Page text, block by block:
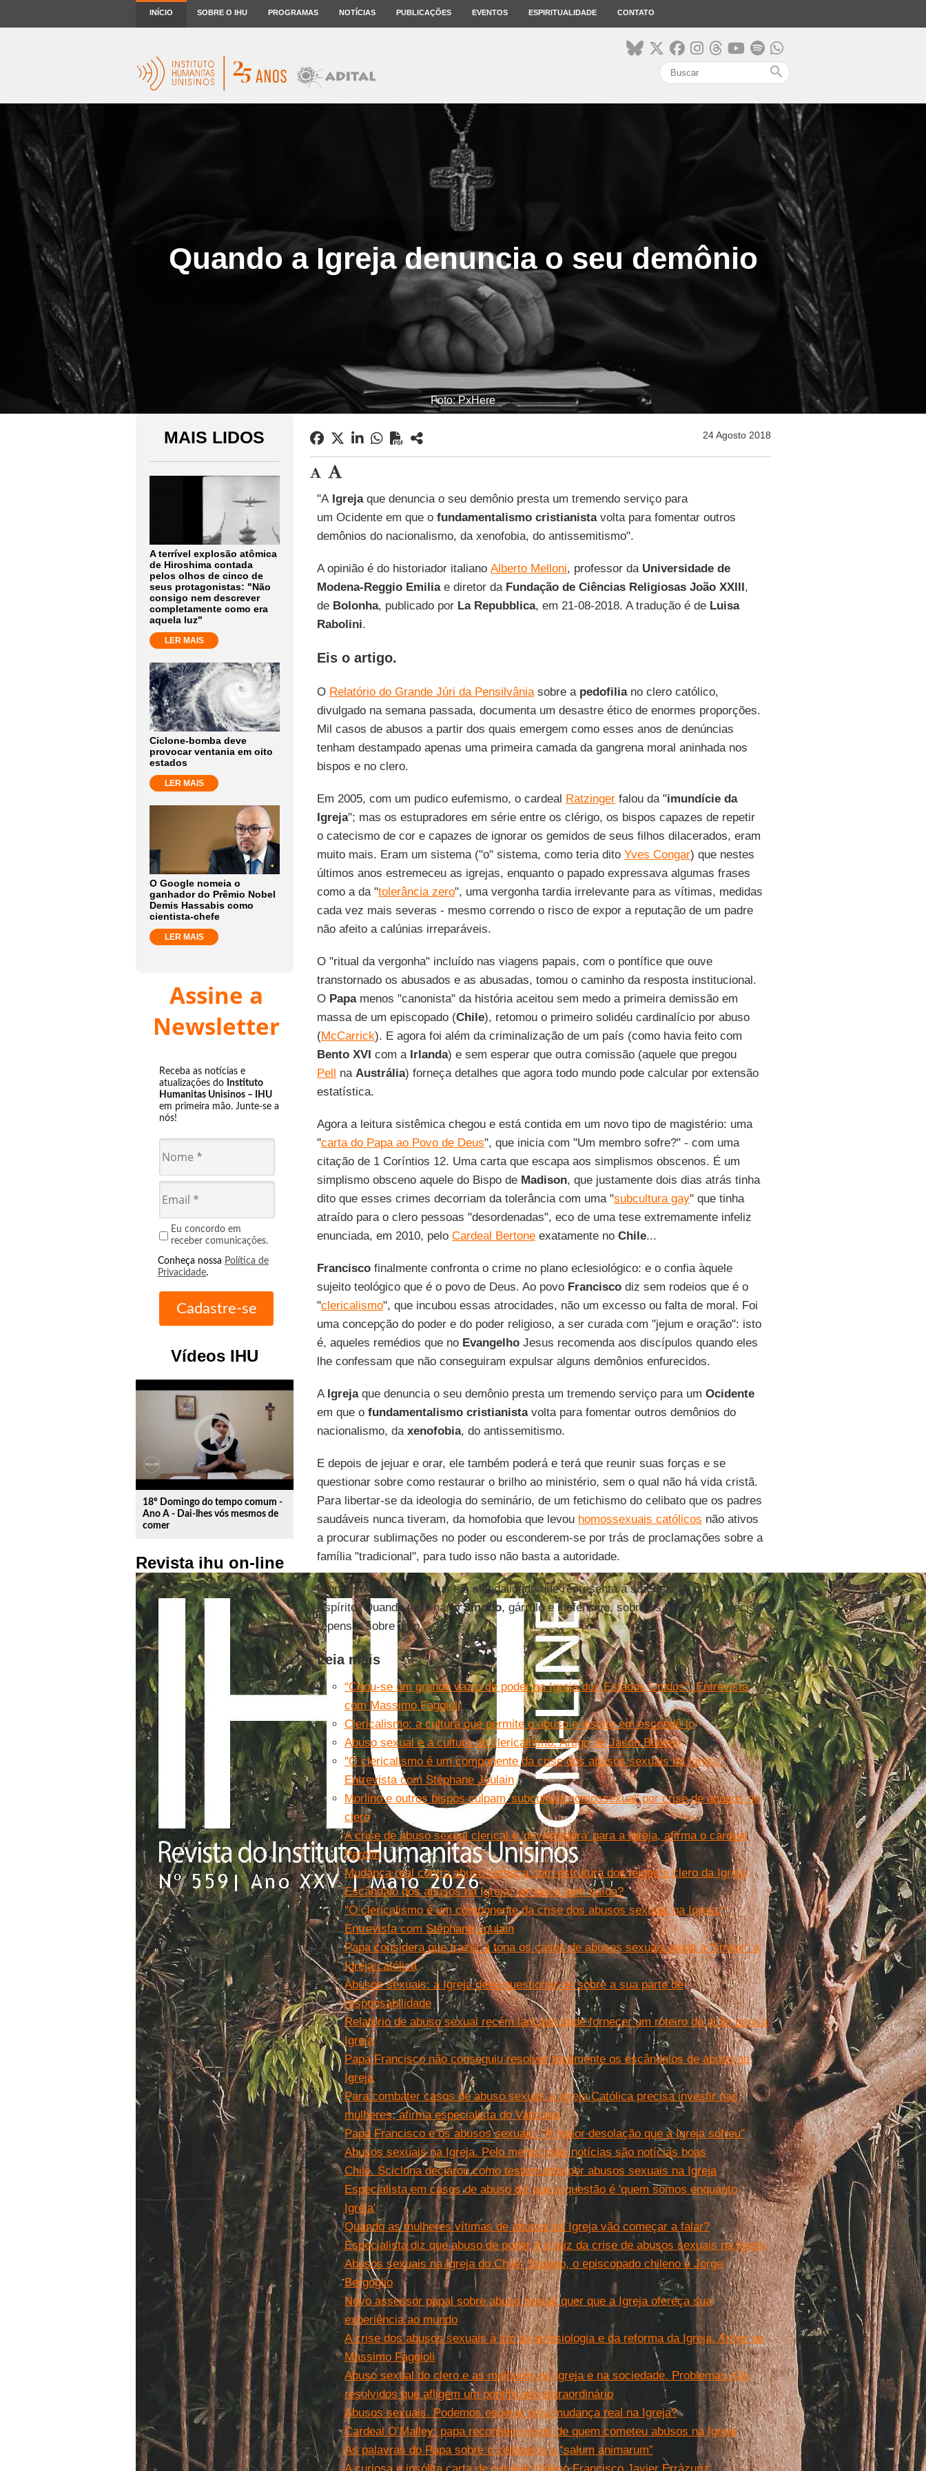
INÍCIO SOBRE O IHU PROGRAMAS NOTÍCIAS PUBLICAÇÕES EVENTOS ESPIRITUALIDADE CONTATO
search
Quando a Igreja denuncia o seu demônio
Foto: PxHere
MAIS LIDOS
A terrível explosão atômica
de Hiroshima contada
pelos olhos de cinco de
seus protagonistas: "Não
consigo nem descrever
completamente como era
aquela luz"
LER MAIS
Ciclone-bomba deve
provocar ventania em oito
estados
LER MAIS
O Google nomeia o
ganhador do Prêmio Nobel
Demis Hassabis como
cientista-chefe
LER MAIS
Assine a
Newsletter
Receba as notícias e
atualizações do Instituto
Humanitas Unisinos – IHU
em primeira mão. Junte-se a
nós!
Eu concordo em
receber comunicações.
Conheça nossa Política de
Privacidade.
Vídeos IHU
play_circle_outline
18º Domingo do tempo comum -
Ano A - Dai-lhes vós mesmos de
comer
Revista ihu on-line
24 Agosto 2018
"A Igrejaque denuncia o seu demônio presta um tremendo serviço para
um Ocidente em que o fundamentalismo cristianista volta para fomentar outros
demônios do nacionalismo, da xenofobia, do antissemitismo".
A opinião é do historiador italiano Alberto Melloni, professor da Universidade de
Modena-Reggio Emiliae diretor da Fundação de Ciências Religiosas João XXIII,
de Bolonha, publicado por La Repubblica, em 21-08-2018. A tradução é deLuisa
Rabolini.
Eis o artigo.
O Relatório do Grande Júri da Pensilvâniasobre a pedofiliano clero católico,
divulgado na semana passada, documenta um desastre ético de enormes proporções.
Mil casos de abusos a partir dos quais emergem como esses anos de denúncias
tenham destampado apenas uma primeira camada da gangrena moral aninhada nos
bispos e no clero.
Em 2005, com um pudico eufemismo, o cardeal Ratzingerfalou da "imundície da
Igreja"; mas os estupradores em série entre os clérigo, os bispos capazes de repetir
o catecismo de cor e capazes de ignorar os gemidos de seus filhos dilacerados, eram
muito mais. Eram um sistema ("o" sistema, como teria dito Yves Congar) que nestes
últimos anos estremeceu as igrejas, enquanto o papado expressava algumas frases
como a da "tolerância zero", uma vergonha tardia irrelevante para as vítimas, medidas
cada vez mais severas - mesmo correndo o risco de expor a reputação de um padre
não afeito a calúnias irreparáveis.
O "ritual da vergonha" incluído nas viagens papais, com o pontífice que ouve
transtornado os abusados e as abusadas, tomou o caminho da resposta institucional.
O Papamenos "canonista" da história aceitou sem medo a primeira demissão em
massa de um episcopado (Chile), retomou o primeiro solidéu cardinalício por abuso
(McCarrick). E agora foi além da criminalização de um país (como havia feito com
Bento XVI com a Irlanda) e sem esperar que outra comissão (aquele que pregou
Pell na Austrália) forneça detalhes que agora todo mundo pode calcular por extensão
estatística.
Agora a leitura sistêmica chegou e está contida em um novo tipo de magistério: uma
"carta do Papa ao Povo de Deus", que inicia com "Um membro sofre?" - com uma
citação de 1 Coríntios 12. Uma carta que escapa aos simplismos obscenos. É um
simplismo obsceno aquele do Bispo de Madison, que justamente dois dias atrás tinha
dito que esses crimes decorriam da tolerância com uma "subcultura gay" que tinha
atraído para o clero pessoas "desordenadas", eco de uma tese extremamente infeliz
enunciada, em 2010, pelo Cardeal Bertoneexatamente no Chile...
Franciscofinalmente confronta o crime no plano eclesiológico: e o confia àquele
sujeito teológico que é o povo de Deus. Ao povo Franciscodiz sem rodeios que é o
"clericalismo", que incubou essas atrocidades, não um excesso ou falta de moral. Foi
uma concepção do poder e do poder religioso, a ser curada com "jejum e oração": isto
é, aqueles remédios que no EvangelhoJesus recomenda aos discípulos quando eles
lhe confessam que não conseguiram expulsar alguns demônios enfurecidos.
A Igrejaque denuncia o seu demônio presta um tremendo serviço para um Ocidente
em que o fundamentalismo cristianistavolta para fomentar outros demônios do
nacionalismo, da xenofobia, do antissemitismo.
E depois de jejuar e orar, ele também poderá e terá que reunir suas forças e se
questionar sobre como restaurar o brilho ao ministério, sem o qual não há vida cristã.
Para libertar-se da ideologia do seminário, de um fetichismo do celibato que os padres
saudáveis nunca tiveram, da homofobia que levou homossexuais católicos não ativos
a procurar sublimações no poder ou esconderem-se por trás de proclamações sobre a
família "tradicional", para tudo isso não basta a autoridade.
É preciso o povo de Deus e a sinodalidade que representa a sua relação com o
Espírito. Quando terminar oSínodo, gárrulo e inofensivo, sobre os "jovens", é preciso
repensar sobre isso.
Leia mais
“Criou-se um grande vazio de poder na Igreja dos Estados Unidos”. Entrevista
com Massimo Faggioli
Clericalismo: a cultura que permite o abuso e insiste em escondê-lo
Abuso sexual e a cultura do clericalismo. Artigo de Jason Blakely
''O clericalismo é um componente da crise dos abusos sexuais na Igreja.''
Entrevista com Stéphane Joulain
Morlino e outros bispos culpam 'subcultura homossexual' por crise de abusos no
clero
A crise de abuso sexual clerical é 'devastadora' para a Igreja, afirma o cardeal
Parolin
Mudança real contra abuso começa com estrutura dos leigos e clero da Igreja
Escândalo dos abusos na Igreja: um beco sem saída?
''O clericalismo é um componente da crise dos abusos sexuais na Igreja.''
Entrevista com Stéphane Joulain
Papa considera que trazer à tona os casos de abusos sexuais ajuda a “limpar” a
Igreja católica
Abusos sexuais: a Igreja deve questionar-se sobre a sua parte de
responsabilidade
Relatório de abuso sexual recém lançado pode fornecer um roteiro de ação para a
Igreja
Papa Francisco não conseguiu resolver totalmente os escândalos de abuso na
Igreja
Para combater casos de abuso sexual, a Igreja Católica precisa investir nas
mulheres, afirma especialista do Vaticano
Papa Francisco e os abusos sexuais: "A maior desolação que a Igreja sofreu"
Abusos sexuais na Igreja. Pelo menos más notícias são notícias boas
Chile. Scicluna declarou como testemunha por abusos sexuais na Igreja
Especialista em casos de abuso diz que a questão é 'quem somos enquanto
Igreja'
Quando as mulheres vítimas de abusos na Igreja vão começar a falar?
Especialista diz que abuso de poder é a raiz da crise de abusos sexuais na Igreja
Abusos sexuais na Igreja do Chile: Sodano, o episcopado chileno e Jorge
Bergoglio
Novo assessor papal sobre abuso sexual quer que a Igreja ofereça sua
experiência ao mundo
A crise dos abusos sexuais à luz da eclesiologia e da reforma da Igreja. Artigo de
Massimo Faggioli
Abuso sexual do clero e as mulheres na Igreja e na sociedade. Problemas não
resolvidos que afligem um pontificado extraordinário
Abusos sexuais. Podemos esperar uma mudança real na Igreja?
Cardeal O’Malley: papa reconhece erros de quem cometeu abusos na Igreja
As palavras do Papa sobre o celibato e a “salum animarum”